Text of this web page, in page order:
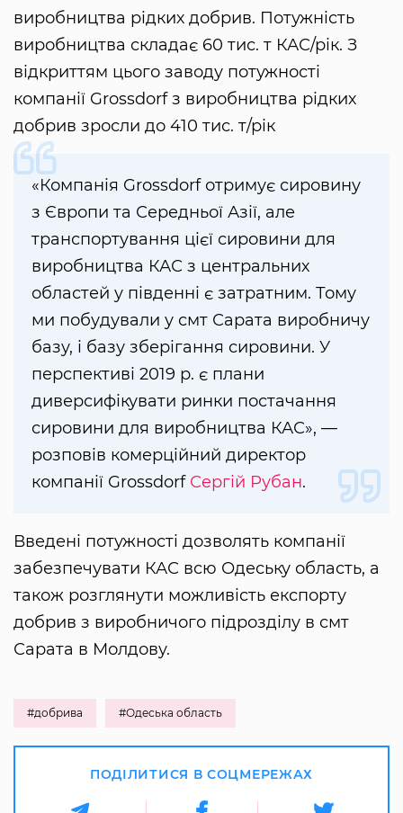
виробництва рідких добрив. Потужність
виробництва складає 60 тис. т КАС/рік. З
відкриттям цього заводу потужності
компанії Grossdorf з виробництва рідких
добрив зросли до 410 тис. т/рік
«Компанія Grossdorf отримує сировину
з Європи та Середньої Азії, але
транспортування цієї сировини для
виробництва КАС з центральних
областей у південні є затратним. Тому
ми побудували у смт Сарата виробничу
базу, і базу зберігання сировини. У
перспективі 2019 р. є плани
диверсифікувати ринки постачання
сировини для виробництва КАС», —
розповів комерційний директор
компанії Grossdorf Сергій Рубан.
Введені потужності дозволять компанії
забезпечувати КАС всю Одеську область, а
також розглянути можливість експорту
добрив з виробничого підрозділу в смт
Сарата в Молдову.
#добрива #Одеська область
ПОДІЛИТИСЯ В СОЦМЕРЕЖАХ